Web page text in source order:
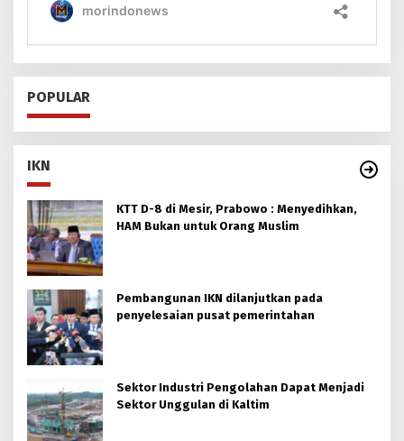
POPULAR
IKN
KTT D-8 di Mesir, Prabowo : Menyedihkan,
HAM Bukan untuk Orang Muslim
Pembangunan IKN dilanjutkan pada
penyelesaian pusat pemerintahan
Sektor Industri Pengolahan Dapat Menjadi
Sektor Unggulan di Kaltim